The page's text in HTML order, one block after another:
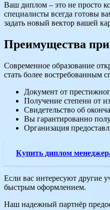
Ваш диплом – это не просто
специалисты всегда готовы
задать новый вектор вашей
Преимущества
Современное образование
стать более востребованным
Документ от
Получение степени от
Свидетельство об
Вы гарантированно
Организация
Купить диплом
Если вас интересуют другие
быстрым оформлением.
Наш надежный партнёр